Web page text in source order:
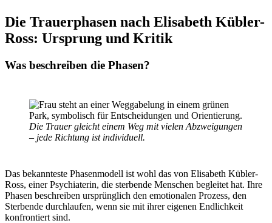
Die Trauerphasen nach Elisabeth Kübler-
Ross: Ursprung und Kritik
Was beschreiben die Phasen?
Die Trauer gleicht einem Weg mit vielen Abzweigungen
– jede Richtung ist individuell.
Das bekannteste Phasenmodell ist wohl das von Elisabeth Kübler-
Ross, einer Psychiaterin, die sterbende Menschen begleitet hat. Ihre
Phasen beschreiben ursprünglich den emotionalen Prozess, den
Sterbende durchlaufen, wenn sie mit ihrer eigenen Endlichkeit
konfrontiert sind.